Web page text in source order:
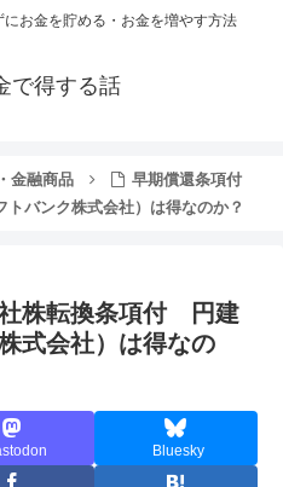
お金を貯める・お金を増やす方法
で得する話
金融商品
早期償還条項付
バンク株式会社）は得なのか？
株転換条項付 円建
式会社）は得なの
Bluesky